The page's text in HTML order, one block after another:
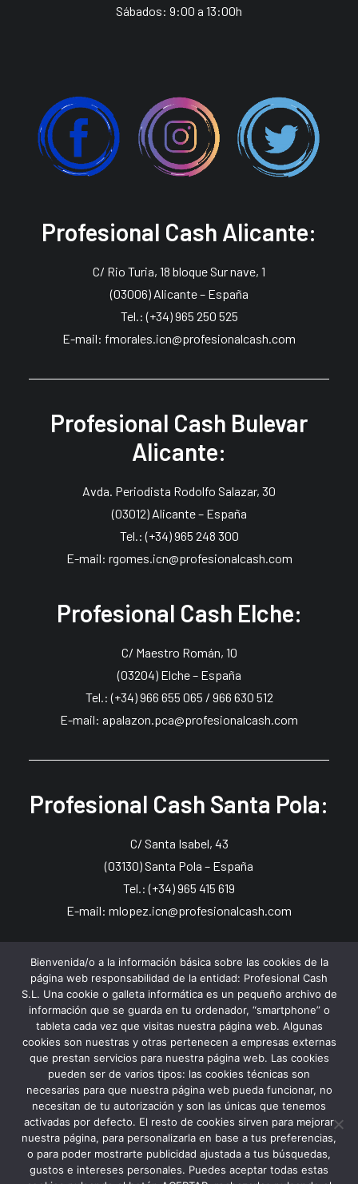
Sábados: 9:00 a 13:00h
Profesional Cash Alicante:
C/ Rio Turia, 18 bloque Sur nave, 1
(03006) Alicante – España
Tel.: (+34) 965 250 525
E-mail: fmorales.icn@profesionalcash.com
Profesional Cash Bulevar
Alicante:
Avda. Periodista Rodolfo Salazar, 30
(03012) Alicante – España
Tel.: (+34) 965 248 300
E-mail: rgomes.icn@profesionalcash.com
Profesional Cash Elche:
C/ Maestro Román, 10
(03204) Elche – España
Tel.: (+34) 966 655 065 / 966 630 512
E-mail: apalazon.pca@profesionalcash.com
Profesional Cash Santa Pola:
C/ Santa Isabel, 43
(03130) Santa Pola – España
Tel.: (+34) 965 415 619
E-mail: mlopez.icn@profesionalcash.com
Profesional Cash Murcia:
Avda. D’ Estoup, 17 bajo, Las Torres de Cotillas
(30565) Murcia – España
Tel.: (+34) 968 626 430
E-mail: dsolera.icn@profesionalcash.com
Bienvenida/o a la información básica sobre las cookies de la
página web responsabilidad de la entidad: Profesional Cash
S.L. Una cookie o galleta informática es un pequeño archivo de
información que se guarda en tu ordenador, “smartphone” o
tableta cada vez que visitas nuestra página web. Algunas
cookies son nuestras y otras pertenecen a empresas externas
que prestan servicios para nuestra página web. Las cookies
pueden ser de varios tipos: las cookies técnicas son
necesarias para que nuestra página web pueda funcionar, no
necesitan de tu autorización y son las únicas que tenemos
activadas por defecto. El resto de cookies sirven para mejorar
nuestra página, para personalizarla en base a tus preferencias,
o para poder mostrarte publicidad ajustada a tus búsquedas,
gustos e intereses personales. Puedes aceptar todas estas